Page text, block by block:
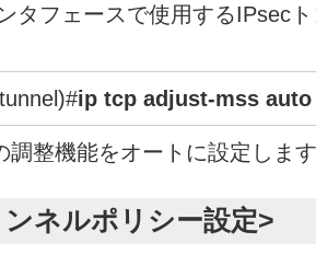
タフェースで使用するIPsec
ip tcp adjust-mss auto
調整機能をオートに設定しま
ネルポリシー設定>